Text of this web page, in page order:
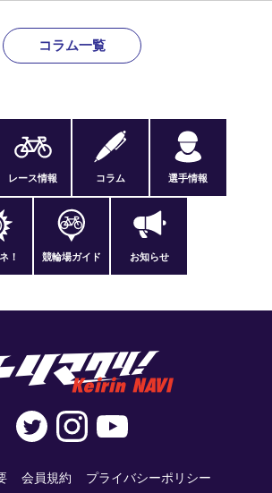
コラム一覧
レース情報 コラム 選手情報
！ 競輪場ガイド お知らせ
会員規約 プライバシーポリシー